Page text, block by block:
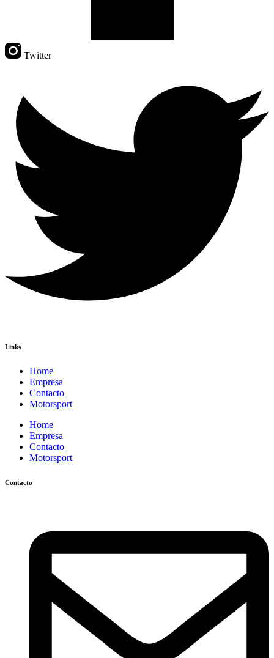
Twitter
Links
Home
Empresa
Contacto
Motorsport
Home
Empresa
Contacto
Motorsport
Contacto